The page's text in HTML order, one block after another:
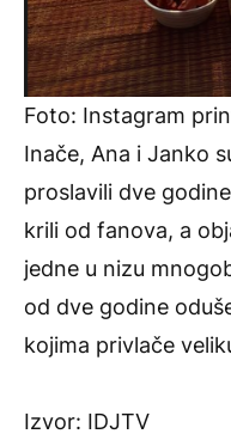
Foto: Instagram
Inače, Ana i Janko
proslavili dve
krili od fanova, a
jedne u nizu
od dve godine
kojima privlače
Izvor: IDJTV